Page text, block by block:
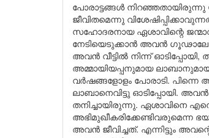
പോരാട്ടങ്ങൾ നിറഞ്ഞതായിരുന്നു
ജീവിതമെന്നു
സഹോദരനായ ഏശാവിന്റെ
നേടിയെടുക്കാൻ അവൻ
അവൻ വീട്ടിൽ നിന്ന്
അമ്മായിയപ്പനുമായ
വർഷങ്ങളോളം പോരാടി.
ലാബാനെവിട്ടു ഓടിപ്പോയി. അവൻ
തനിച്ചായിരുന്നു. ഏശാവിനെ
അഭിമുഖീകരിക്കേണ്ടിവരുമെന്ന
അവൻ ജീവിച്ചത്. എന്നിട്ടും